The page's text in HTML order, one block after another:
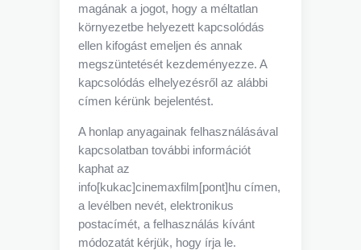
magának a jogot, hogy a méltatlan
környezetbe helyezett kapcsolódás
ellen kifogást emeljen és annak
megszüntetését kezdeményezze. A
kapcsolódás elhelyezésről az alábbi
címen kérünk bejelentést.
A honlap anyagainak felhasználásával
kapcsolatban további információt
kaphat az
info[kukac]cinemaxfilm[pont]hu címen,
a levélben nevét, elektronikus
postacímét, a felhasználás kívánt
módozatát kérjük, hogy írja le.